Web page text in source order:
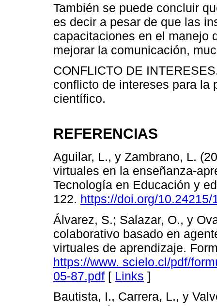
También se puede concluir
es decir a pesar de que las
capacitaciones en el manejo
mejorar la comunicación,
CONFLICTO DE
conflicto de intereses para la
científico.
REFERENCIAS
Aguilar, L., y Zambrano, L.
virtuales en la enseñanza-
Tecnología en Educación y
122. https://doi.org/10.24215/
Álvarez, S.; Salazar, O., y
colaborativo basado en
virtuales de aprendizaje.
https://www. scielo.cl/pdf/
05-87.pdf [ Links ]
Bautista, I., Carrera, L., y